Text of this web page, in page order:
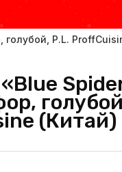
P.L.
(Китай)